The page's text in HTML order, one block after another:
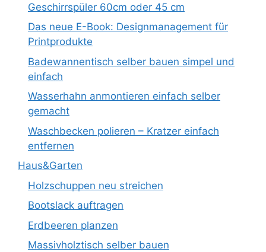
Geschirrspüler 60cm oder 45 cm
Das neue E-Book: Designmanagement für
Printprodukte
Badewannentisch selber bauen simpel und
einfach
Wasserhahn anmontieren einfach selber
gemacht
Waschbecken polieren – Kratzer einfach
entfernen
Haus&Garten
Holzschuppen neu streichen
Bootslack auftragen
Erdbeeren planzen
Massivholztisch selber bauen